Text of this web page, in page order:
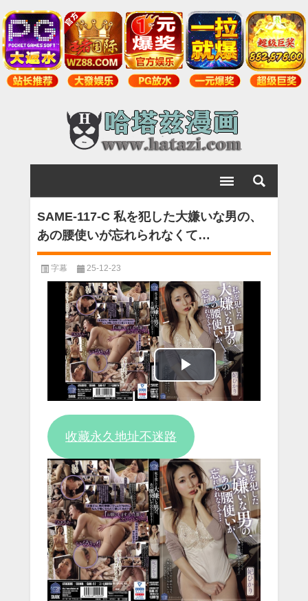
SAME-117-C 私を犯した大嫌いな男の、
あの腰使いが忘れられなくて…
字幕 25-12-23
Play
收藏永久地址不迷路